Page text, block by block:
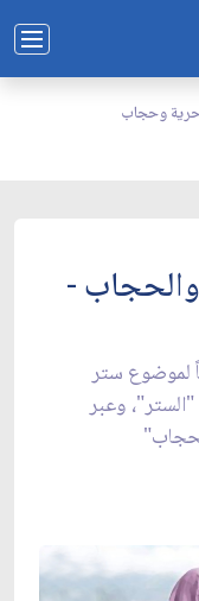
وحجاب
-
لموضوع ستر
وعبر